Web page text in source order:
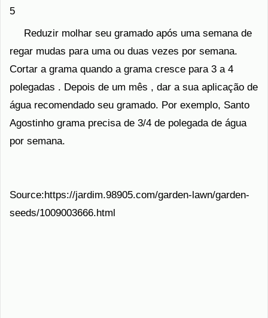
5
Reduzir molhar seu gramado após uma semana de
regar mudas para uma ou duas vezes por semana.
Cortar a grama quando a grama cresce para 3 a 4
polegadas . Depois de um mês , dar a sua aplicação de
água recomendado seu gramado. Por exemplo, Santo
Agostinho grama precisa de 3/4 de polegada de água
por semana.
Source:https://jardim.98905.com/garden-lawn/garden-
seeds/1009003666.html